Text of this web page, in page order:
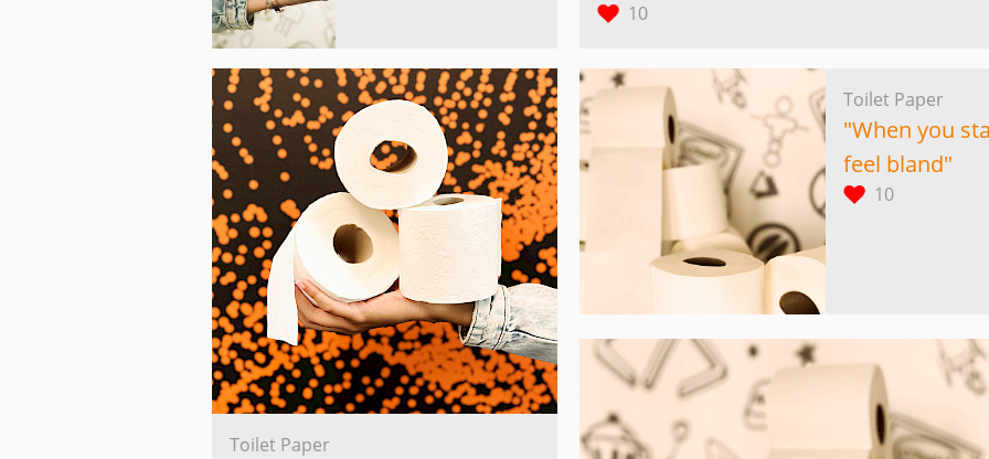
10
Toilet Paper
Toilet Paper
"When you
feel bland"
10